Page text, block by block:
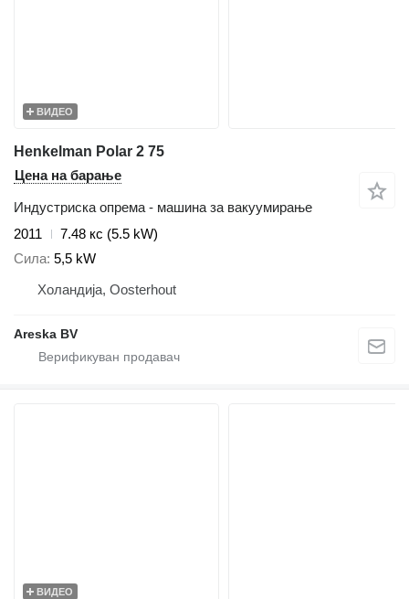
ВИДЕО
Henkelman Polar 2 75
Цена на барање
Индустриска опрема - машина за вакуумирање
2011
7.48 кс (5.5 kW)
Сила 5,5 kW
Холандија, Oosterhout
Areska BV
ВИДЕО